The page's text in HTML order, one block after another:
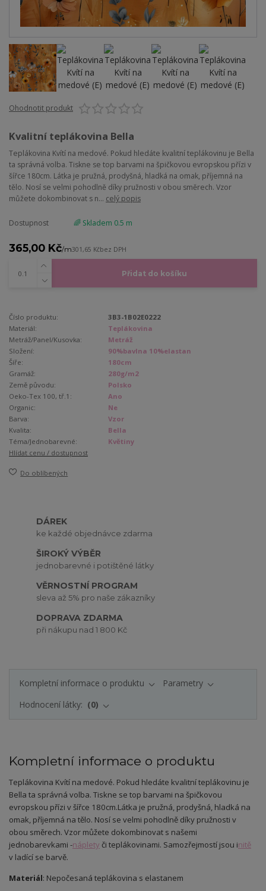
Ohodnotit produkt
Kvalitní teplákovina Bella
Teplákovina Kvítí na medové. Pokud hledáte kvalitní teplákovinu je Bella
ta správná volba. Tiskne se top barvami na špičkovou evropskou přízi v
šířce 180cm. Látka je pružná, prodyšná, hladká na omak, příjemná na
tělo. Nosí se velmi pohodlně díky pružnosti v obou směrech. Vzor
můžete dokombinovat s n... celý popis
Dostupnost 🌈 Skladem 0.5 m
365,00 Kč/m301,65 Kčbez DPH
Přidat do košíku
Číslo produktu:
3B3-1B02E0222
Materiál:
Teplákovina
Metráž/Panel/Kusovka:
Metráž
Složení:
90%bavlna 10%elastan
Šíře:
180cm
Gramáž:
280g/m2
Země původu:
Polsko
Oeko-Tex 100, tř.1:
Ano
Organic:
Ne
Barva:
Vzor
Kvalita:
Bella
Téma/Jednobarevné:
Květiny
Hlídat cenu / dostupnost
Do oblíbených
DÁREK
ke každé objednávce zdarma
ŠIROKÝ VÝBĚR
jednobarevné i potištěné látky
VĚRNOSTNÍ PROGRAM
sleva až 5% pro naše zákazníky
DOPRAVA ZDARMA
při nákupu nad 1 800 Kč
Kompletní informace o produktu
Parametry
Hodnocení látky:
0
Kompletní informace o produktu
Teplákovina Kvítí na medové. Pokud hledáte kvalitní teplákovinu je
Bella ta správná volba. Tiskne se top barvami na špičkovou
evropskou přízi v šířce 180cm.Látka je pružná, prodyšná, hladká na
omak, příjemná na tělo. Nosí se velmi pohodlně díky pružnosti v
obou směrech. Vzor můžete dokombinovat s našemi
jednobarevkami -náplety či teplákovinami. Samozřejmostí jsou initě
v ladící se barvě.
Materiál: Nepočesaná teplákovina s elastanem